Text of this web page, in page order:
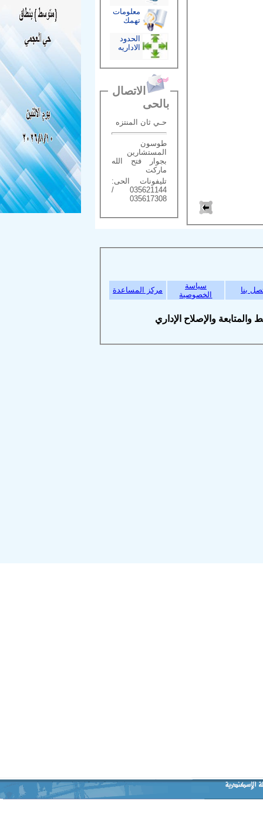
معلومات
تهمك
الحدود
الاداريه
الاتصال
بالحى
حـي ثان المنتزه
طوسون
المستشارين
بجوار فتح الله
ماركت
تليفونات الحى:
035621144 /
035617308
سياسة
الخصوصية
مركز المساعدة
والإصلاح الإداري